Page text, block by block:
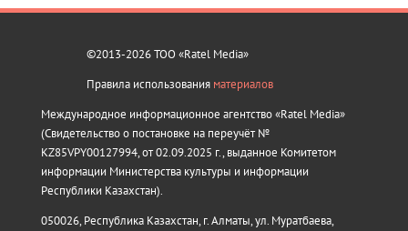
©2013-2026 ТОО «Ratel Media»
Правила использования материалов
Международное информационное агентство «Ratel Media»
(Свидетельство о постановке на переучёт №
KZ85VPY00127994, от 02.09.2025 г., выданное Комитетом
информации Министерства культуры и информации
Республики Казахстан).
050026, Республика Казахстан, г. Алматы, ул. Муратбаева,